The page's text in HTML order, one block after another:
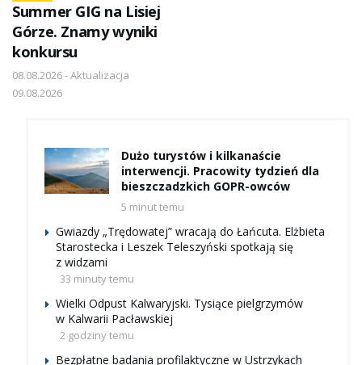
Summer GIG na Lisiej
Górze. Znamy wyniki
konkursu
08.08.2026 - Aktualizacja
09.08.2026
Dużo turystów i kilkanaście
interwencji. Pracowity tydzień dla
bieszczadzkich GOPR-owców
5 minut temu
Gwiazdy „Trędowatej” wracają do Łańcuta. Elżbieta
Starostecka i Leszek Teleszyński spotkają się
z widzami
33 minuty temu
Wielki Odpust Kalwaryjski. Tysiące pielgrzymów
w Kalwarii Pacławskiej
2 godziny temu
Bezpłatne badania profilaktyczne w Ustrzykach